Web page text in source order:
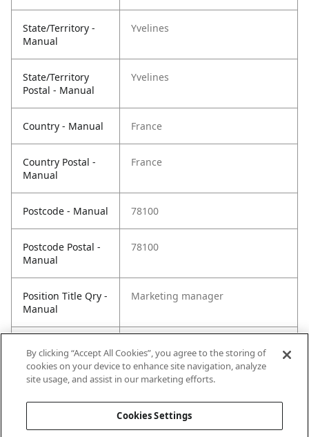
State/Territory -
Manual
Yvelines
State/Territory
Postal - Manual
Yvelines
Country - Manual France
Country Postal -
Manual
France
Postcode - Manual 78100
Postcode Postal -
Manual
78100
Position Title Qry -
Manual
Marketing manager
Manual
By clicking “Accept All Cookies”, you agree to the storing of
cookies on your device to enhance site navigation, analyze
site usage, and assist in our marketing efforts.
Cookies Settings